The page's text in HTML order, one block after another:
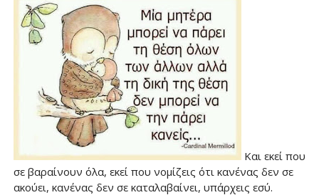
Και εκεί που
σε βαραίνουν όλα, εκεί που νομίζεις ότι κανένας δεν σε
ακούει, κανένας δεν σε καταλαβαίνει, υπάρχεις εσύ.